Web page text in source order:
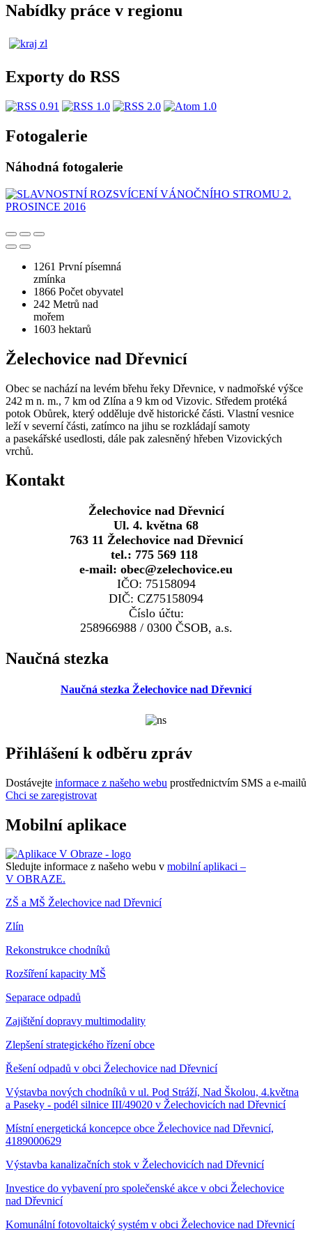
Nabídky práce v regionu
Exporty do RSS
Fotogalerie
Náhodná fotogalerie
1261 První písemná
zmínka
1866 Počet obyvatel
242 Metrů nad
mořem
1603 hektarů
Želechovice nad Dřevnicí
Obec se nachází na levém břehu řeky Dřevnice, v nadmořské výšce
242 m n. m., 7 km od Zlína a 9 km od Vizovic. Středem protéká
potok Obůrek, který odděluje dvě historické části. Vlastní vesnice
leží v severní části, zatímco na jihu se rozkládají samoty
a pasekářské usedlosti, dále pak zalesněný hřeben Vizovických
vrchů.
Kontakt
Želechovice nad Dřevnicí
Ul. 4. května 68
763 11 Želechovice nad Dřevnicí
tel.: 775 569 118
e-mail: obec@zelechovice.eu
IČO: 75158094
DIČ: CZ75158094
Číslo účtu:
258966988 / 0300 ČSOB, a.s.
Naučná stezka
Naučná stezka Želechovice nad Dřevnicí
Přihlášení k odběru zpráv
Dostávejte informace z našeho webu prostřednictvím SMS a e-mailů
Chci se zaregistrovat
Mobilní aplikace
Sledujte informace z našeho webu v mobilní aplikaci –
V OBRAZE.
ZŠ a MŠ Želechovice nad Dřevnicí
Zlín
Rekonstrukce chodníků
Rozšíření kapacity MŠ
Separace odpadů
Zajištění dopravy multimodality
Zlepšení strategického řízení obce
Řešení odpadů v obci Želechovice nad Dřevnicí
Výstavba nových chodníků v ul. Pod Stráží, Nad Školou, 4.května
a Paseky - podél silnice III/49020 v Želechovicích nad Dřevnicí
Místní energetická koncepce obce Želechovice nad Dřevnicí,
4189000629
Výstavba kanalizačních stok v Želechovicích nad Dřevnicí
Investice do vybavení pro společenské akce v obci Želechovice
nad Dřevnicí
Komunální fotovoltaický systém v obci Želechovice nad Dřevnicí